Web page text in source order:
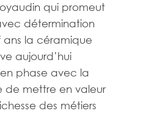
qui promeut
détermination
ans la céramique
aujourd’hui
phase avec la
de mettre en valeur
des métiers